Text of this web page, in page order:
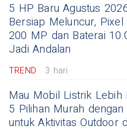
5 HP Baru Agustus
Bersiap Meluncur,
200 MP dan Baterai
Jadi Andalan
TREND 3 hari
Mau Mobil Listrik Lebih
5 Pilihan Murah
untuk Aktivitas Outdoor